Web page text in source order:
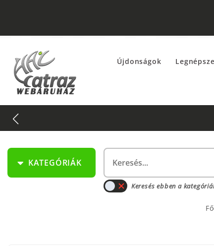
Újdonságok
KATEGÓRIÁK
Keresés ebben a